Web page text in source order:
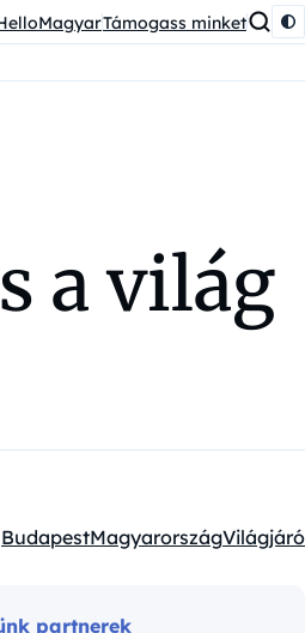
Támogass minket
a világ
Kategóriák:
BudapestMagyarországVilágjáró
partnerek